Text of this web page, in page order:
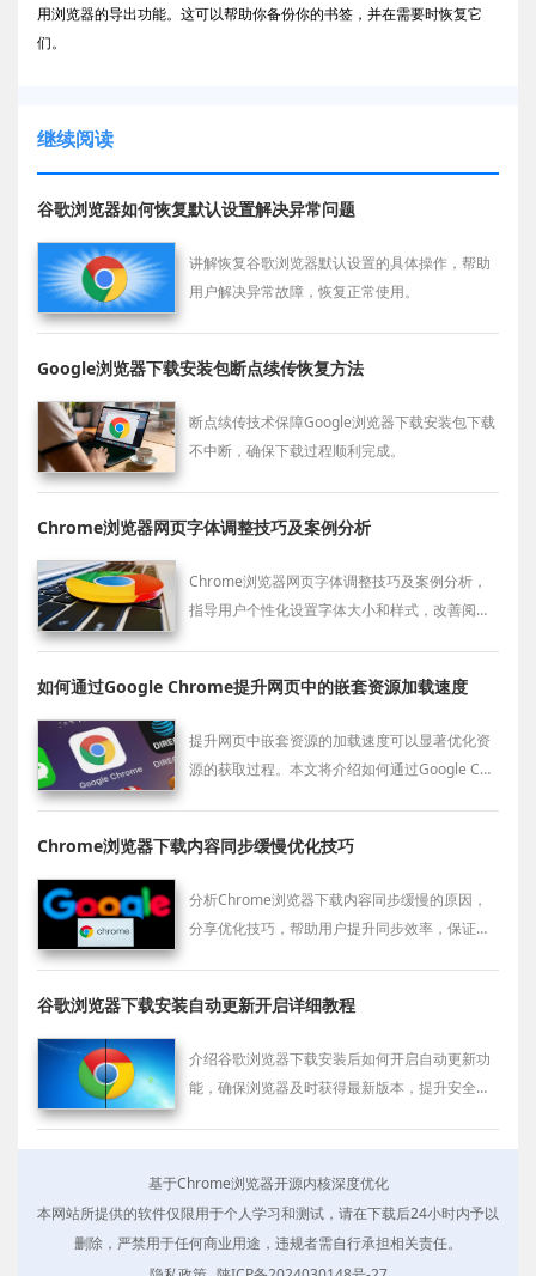
用浏览器的导出功能。这可以帮助你备份你的书签，并在需要时恢复它
们。
继续阅读
谷歌浏览器如何恢复默认设置解决异常问题
讲解恢复谷歌浏览器默认设置的具体操作，帮助
用户解决异常故障，恢复正常使用。
Google浏览器下载安装包断点续传恢复方法
断点续传技术保障Google浏览器下载安装包下载
不中断，确保下载过程顺利完成。
Chrome浏览器网页字体调整技巧及案例分析
Chrome浏览器网页字体调整技巧及案例分析，
指导用户个性化设置字体大小和样式，改善阅读
如何通过Google Chrome提升网页中的嵌套资源加载速度
提升网页中嵌套资源的加载速度可以显著优化资
源的获取过程。本文将介绍如何通过Google Chr
Chrome浏览器下载内容同步缓慢优化技巧
分析Chrome浏览器下载内容同步缓慢的原因，
分享优化技巧，帮助用户提升同步效率，保证数
谷歌浏览器下载安装自动更新开启详细教程
介绍谷歌浏览器下载安装后如何开启自动更新功
能，确保浏览器及时获得最新版本，提升安全性
基于Chrome浏览器开源内核深度优化
本网站所提供的软件仅限用于个人学习和测试，请在下载后24小时内予以
删除，严禁用于任何商业用途，违规者需自行承担相关责任。